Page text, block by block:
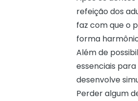
refeição dos
faz com que o
forma
Além de
essenciais
desenvolve
Perder algum